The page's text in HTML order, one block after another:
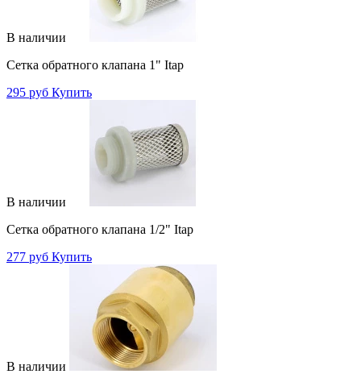
В наличии
Сетка обратного клапана 1" Itap
295 руб Купить
В наличии
Сетка обратного клапана 1/2" Itap
277 руб Купить
В наличии